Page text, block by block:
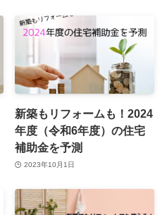
新築もリフォームも！2024
年度（令和6年度）の住宅
補助金を予測
2023年10月1日